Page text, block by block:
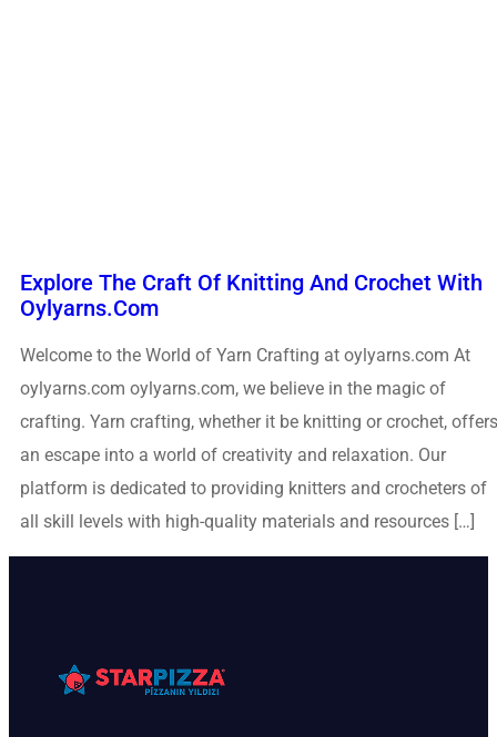
Explore The Craft Of Knitting And Crochet With
Oylyarns.com
Welcome to the World of Yarn Crafting at oylyarns.com At
oylyarns.com oylyarns.com, we believe in the magic of
crafting. Yarn crafting, whether it be knitting or crochet, offers
an escape into a world of creativity and relaxation. Our
platform is dedicated to providing knitters and crocheters of
all skill levels with high-quality materials and resources […]